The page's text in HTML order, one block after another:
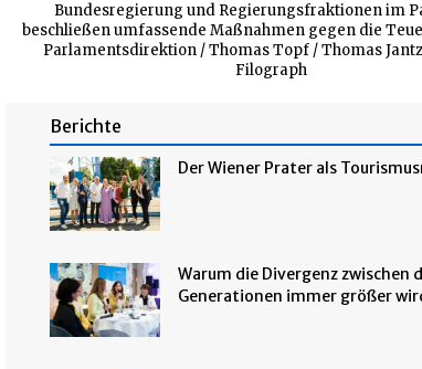
Bundesregierung und Regierungsfraktionen im
beschließen umfassende Maßnahmen gegen die
Parlamentsdirektion / Thomas Topf / Thomas
Filograph
Berichte
Der Wiener Prater als
Warum die Divergenz zwischen
Generationen immer größer